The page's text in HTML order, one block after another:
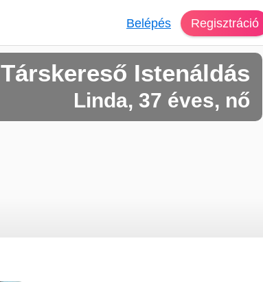
Belépés Regisztráció
Társkereső Istenáldás
Linda, 37 éves, nő